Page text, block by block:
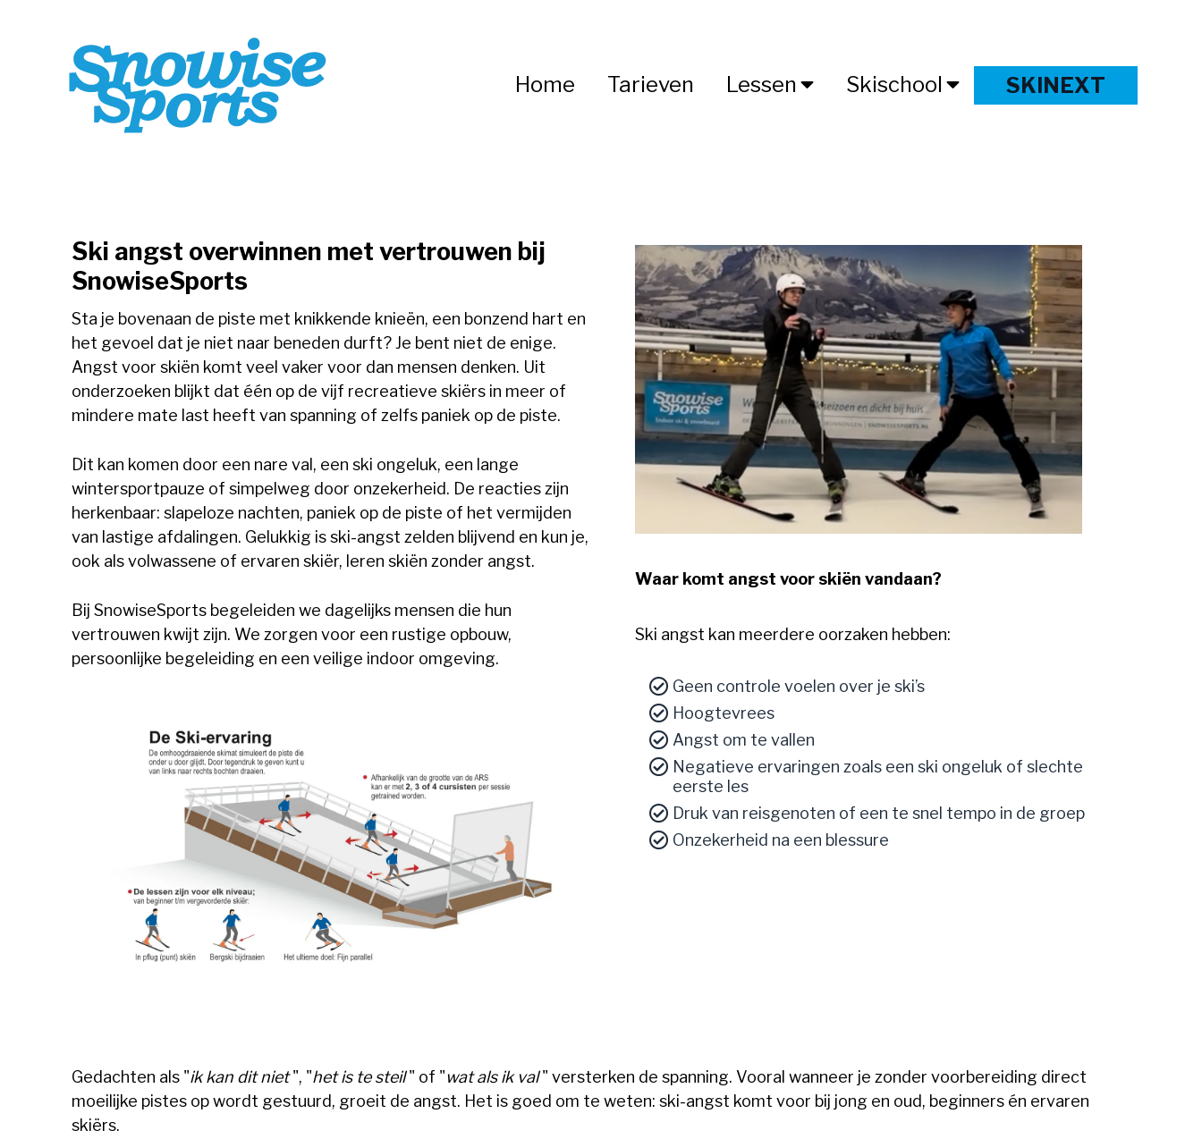
Home Tarieven Lessen Skischool SKINEXT
Ski angst overwinnen met vertrouwen bij
SnowiseSports
Sta je bovenaan de piste met knikkende knieën, een bonzend hart en
het gevoel dat je niet naar beneden durft? Je bent niet de enige.
Angst voor skiën komt veel vaker voor dan mensen denken. Uit
onderzoeken blijkt dat één op de vijf recreatieve skiërs in meer of
mindere mate last heeft van spanning of zelfs paniek op de piste.
Dit kan komen door een nare val, een ski ongeluk, een lange
wintersportpauze of simpelweg door onzekerheid. De reacties zijn
herkenbaar: slapeloze nachten, paniek op de piste of het vermijden
van lastige afdalingen. Gelukkig is ski-angst zelden blijvend en kun je,
ook als volwassene of ervaren skiër, leren skiën zonder angst.
Bij SnowiseSports begeleiden we dagelijks mensen die hun
vertrouwen kwijt zijn. We zorgen voor een rustige opbouw,
persoonlijke begeleiding en een veilige indoor omgeving.
Waar komt angst voor skiën vandaan?
Ski angst kan meerdere oorzaken hebben:
Geen controle voelen over je ski’s
Hoogtevrees
Angst om te vallen
Negatieve ervaringen zoals een ski ongeluk of slechte
eerste les
Druk van reisgenoten of een te snel tempo in de groep
Onzekerheid na een blessure
Gedachten als "ik kan dit niet", "het is te steil" of "wat als ik val" versterken de spanning. Vooral wanneer je zonder voorbereiding direct
moeilijke pistes op wordt gestuurd, groeit de angst. Het is goed om te weten: ski-angst komt voor bij jong en oud, beginners én ervaren
skiërs.